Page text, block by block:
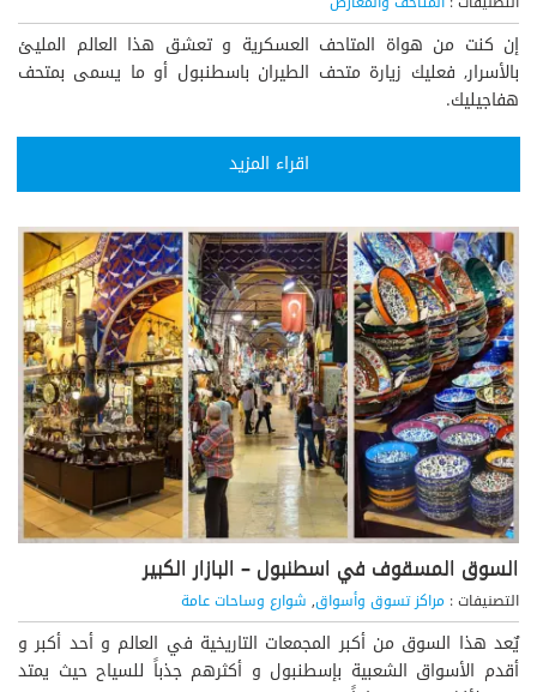
إن كنت من هواة المتاحف العسكرية و تعشق هذا العالم المليئ
بالأسرار, فعليك زيارة متحف الطيران باسطنبول أو ما يسمى بمتحف
هفاجيليك.
اقراء المزيد
السوق المسقوف في اسطنبول – البازار الكبير
التصنيفات : مراكز تسوق وأسواق, شوارع وساحات عامة
يٌعد هذا السوق من أكبر المجمعات التاريخية في العالم و أحد أكبر و
أقدم الأسواق الشعبية بإسطنبول و أكثرهم جذباً للسياح حيث يمتد